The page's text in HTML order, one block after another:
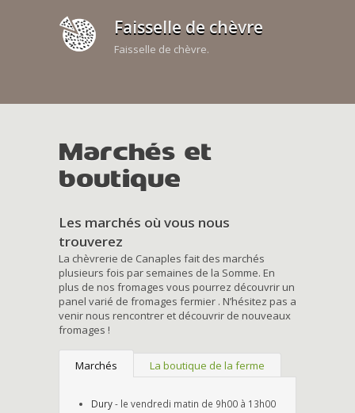
Faisselle de chèvre
Faisselle de chèvre.
Marchés et
boutique
Les marchés où vous nous
trouverez
La chèvrerie de Canaples fait des marchés
plusieurs fois par semaines de la Somme. En
plus de nos fromages vous pourrez découvrir un
panel varié de fromages fermier . N’hésitez pas a
venir nous rencontrer et découvrir de nouveaux
fromages !
Marchés La boutique de la ferme
Dury- le vendredi matin de 9h00 à 13h00